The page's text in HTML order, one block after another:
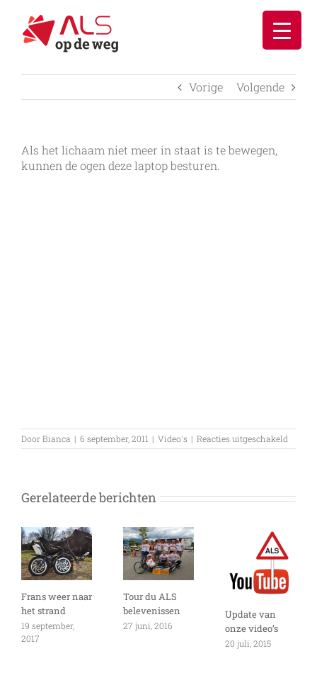
inhoud
Vorige Volgende
Als het lichaam niet meer in staat is te bewegen,
kunnen de ogen deze laptop besturen.
DoorBianca | 6 september, 2011 | Video's | Reacties uitgeschakeld
Video:
new
Gerelateerde berichten
Frans weer naar
het strand
19 september,
2017
Tour du ALS
belevenissen
27 juni, 2016
Update van
onze video’s
20 juli, 2015